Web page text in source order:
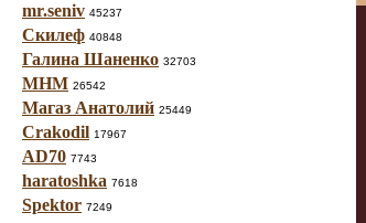
mr.seniv 45237
Скилеф 40848
Галина Шаненко 32703
МНМ 26542
Магаз Анатолий 25449
Crakodil 17967
AD70 7743
haratoshka 7618
Spektor 7249